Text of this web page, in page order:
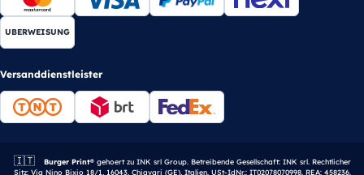
UBERWEISUNG
Versanddienstleister
🇮🇹 Italienisches Unternehmen.
Burger Print®gehoert zu INK srl Group. Betreibende Gesellschaft: INK srl. Rechtlicher
Sitz: Via Nino Bixio 18/1, 16043, Chiavari (GE), Italien. USt-IdNr.: IT02078070998. REA: 458236.